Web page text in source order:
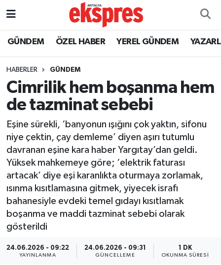
GÜNDEM ÖZEL HABER YEREL GÜNDEM
HABERLER GÜNDEM
Cimrilik hem boşanma hem
de tazminat sebebi
Eşine sürekli, ‘banyonun ışığını çok yaktın, sifonu
niye çektin, çay demleme’ diyen aşırı tutumlu
davranan eşine kara haber Yargıtay’dan geldi.
Yüksek mahkemeye göre; ‘elektrik faturası
artacak’ diye eşi karanlıkta oturmaya zorlamak,
ısınma kısıtlamasına gitmek, yiyecek israfı
bahanesiyle evdeki temel gıdayı kısıtlamak
boşanma ve maddi tazminat sebebi olarak
gösterildi
24.06.2026 - 09:22
YAYINLANMA
24.06.2026 - 09:31
GÜNCELLEME
1 DK
OKUNMA SÜRESI
ÖZEL HABER
YEREL GÜNDEM
EKONOMİ
KÜLTÜR - SANAT
SPOR
SİYASET
SAĞLIK
Nöbetçi Eczaneler
Trafik Durumu
Süper Lig Puan Durumu ve Fikstür
Tüm Manşetler
Son Dakika Haberleri
Haber Arşivi